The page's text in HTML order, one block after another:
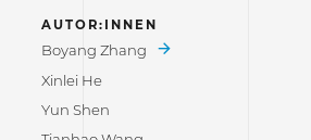
AUTOR:INNEN
Boyang Zhang
Xinlei He
Yun Shen